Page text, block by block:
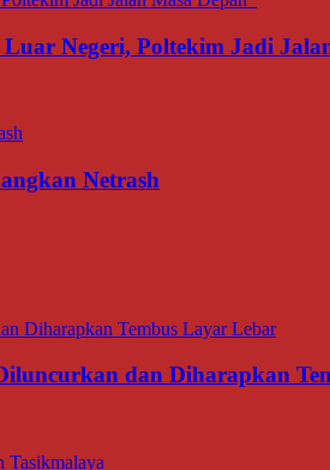
Negeri, Poltekim Jadi
Netrash
dan Diharapkan